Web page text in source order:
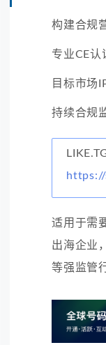
构建合规
专业CE认
目标市场
持续合规
适用于需
出海企业
等强监管